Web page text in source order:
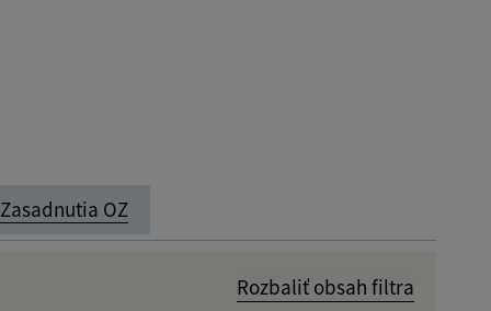
Zasadnutia OZ
Rozbaliť obsah filtra